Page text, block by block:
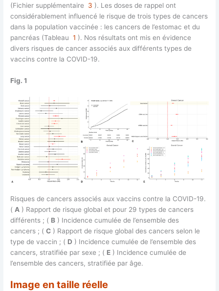
(Fichier supplémentaire 3 ). Les doses de rappel ont
considérablement influencé le risque de trois types de cancers
dans la population vaccinée : les cancers de l’estomac et du
pancréas (Tableau 1 ). Nos résultats ont mis en évidence
divers risques de cancer associés aux différents types de
vaccins contre la COVID-19.
Fig. 1
Risques de cancers associés aux vaccins contre la COVID-19.
( A ) Rapport de risque global et pour 29 types de cancers
différents ; ( B ) Incidence cumulée de l’ensemble des
cancers ; (C ) Rapport de risque global des cancers selon le
type de vaccin ; ( D ) Incidence cumulée de l’ensemble des
cancers, stratifiée par sexe ; ( E ) Incidence cumulée de
l’ensemble des cancers, stratifiée par âge.
Image en taille réelle